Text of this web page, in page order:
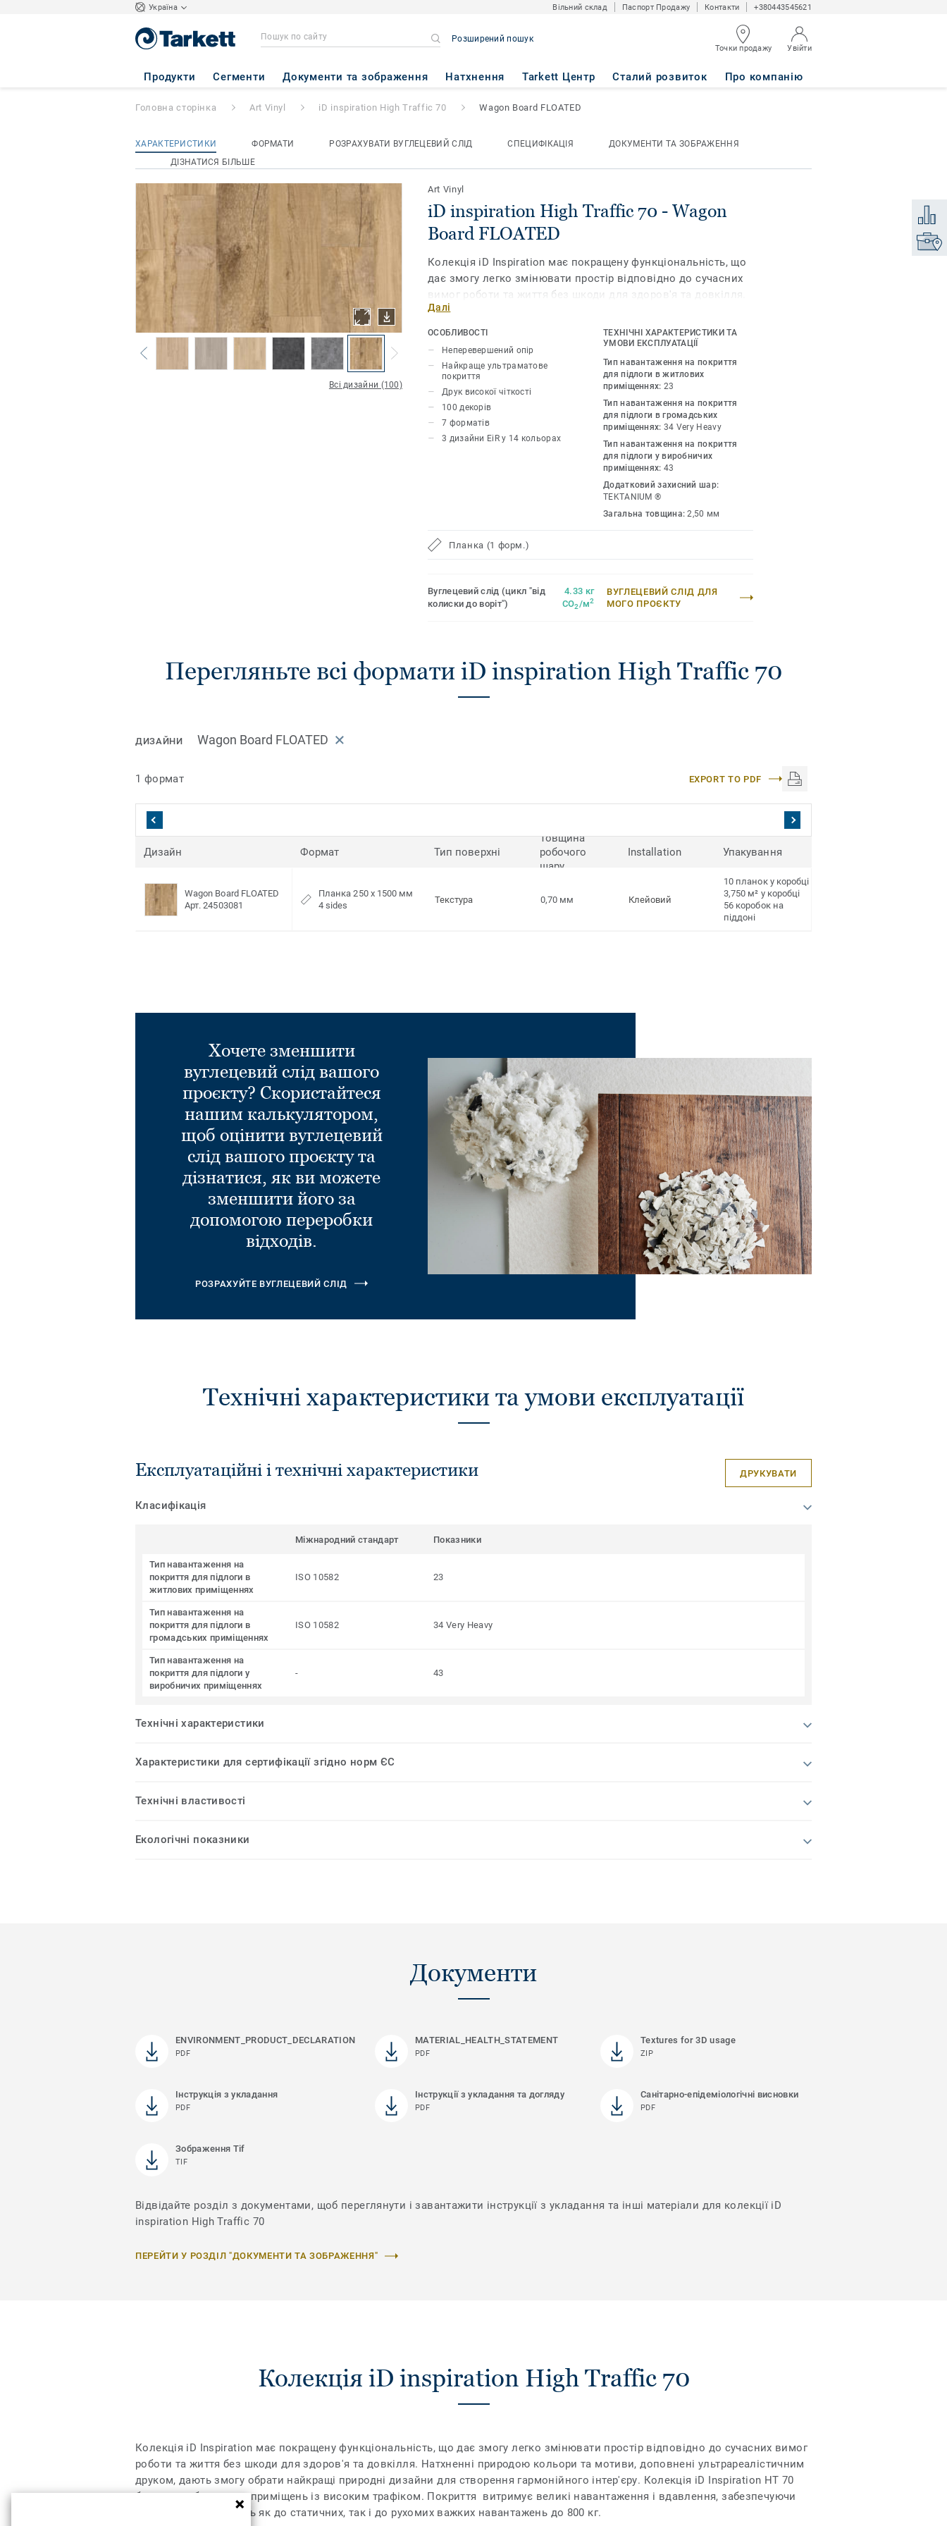
Україна Вільний склад Паспорт Продажу Контакти +380443545621
Розширений пошук
Точки продажу Увійти
Продукти Сегменти Документи та зображення Натхнення Tarkett Центр Сталий розвиток Про компанію
iD inspiration High Traffic 70 - Wagon Board FLOATED
Головна сторінка Art Vinyl iD inspiration High Traffic 70 Wagon Board FLOATED
ХАРАКТЕРИСТИКИ ФОРМАТИ РОЗРАХУВАТИ ВУГЛЕЦЕВИЙ СЛІД СПЕЦИФІКАЦІЯ
ДОКУМЕНТИ ТА ЗОБРАЖЕННЯ
ДІЗНАТИСЯ БІЛЬШЕ
Всі дизайни (100)
Art Vinyl
iD inspiration High Traffic 70 - Wagon
Board FLOATED
Колекція iD Inspiration має покращену функціональність, що
дає змогу легко змінювати простір відповідно до сучасних
вимог роботи та життя без шкоди для здоров'я та довкілля.
Натхненні природою кольори та мотиви, доповнені
ультрареалістичним друком, дають змогу обрати найкращі
природні дизайни для створення гармонійного інтер'єру.
Колекція iD Inspiration HT 70 було розроблено для
приміщень із високим трафіком. Покриття витримує великі
навантаження і вдавлення, забезпечуючи максимальну
стійкість як до статичних, так і до рухомих важких
навантажень до 800 кг.
Далі
ОСОБЛИВОСТІ
Неперевершений опір
Найкраще ультраматове
покриття
Друк високої чіткості
100 декорів
7 форматів
3 дизайни EiR у 14 кольорах
ТЕХНІЧНІ ХАРАКТЕРИСТИКИ ТА
УМОВИ ЕКСПЛУАТАЦІЇ
Тип навантаження на покриття
для підлоги в житлових
приміщеннях: 23
Тип навантаження на покриття
для підлоги в громадських
приміщеннях: 34 Very Heavy
Тип навантаження на покриття
для підлоги у виробничих
приміщеннях: 43
Додатковий захисний шар:
TEKTANIUM ®
Загальна товщина:2,50 мм
Планка (1 форм.)
Вуглецевий слід (цикл "від
колиски до воріт")
4.33 кг
CO2/м2
ВУГЛЕЦЕВИЙ СЛІД ДЛЯ
МОГО ПРОЄКТУ
Перегляньте всі формати iD inspiration High Traffic 70
ДИЗАЙНИ Wagon Board FLOATED
1 формат EXPORT TO PDF
Дизайн Формат Тип поверхні
Товщина
робочого
шару
Installation Упакування
Wagon Board FLOATED
Арт. 24503081
Планка 250 x 1500 мм
4 sides
Текстура 0,70 мм Клейовий
10 планок у коробці
3,750 м² у коробці
56 коробок на
піддоні
Хочете зменшити
вуглецевий слід вашого
проєкту? Скористайтеся
нашим калькулятором,
щоб оцінити вуглецевий
слід вашого проєкту та
дізнатися, як ви можете
зменшити його за
допомогою переробки
відходів.
РОЗРАХУЙТЕ ВУГЛЕЦЕВИЙ СЛІД
Технічні характеристики та умови експлуатації
Експлуатаційні і технічні характеристики ДРУКУВАТИ
Класифікація
Міжнародний стандарт Показники
Тип навантаження на
покриття для підлоги в
житлових приміщеннях
ISO 10582 23
Тип навантаження на
покриття для підлоги в
громадських приміщеннях
ISO 10582 34 Very Heavy
Тип навантаження на
покриття для підлоги у
виробничих приміщеннях
- 43
Технічні характеристики
Характеристики для сертифікації згідно норм ЄС
Технічні властивості
Екологічні показники
Документи
ENVIRONMENT_PRODUCT_DECLARATION
PDF
MATERIAL_HEALTH_STATEMENT
PDF
Textures for 3D usage
ZIP
Інструкція з укладання
PDF
Інструкції з укладання та догляду
PDF
Санітарно-епідеміологічні висновки
PDF
Зображення Tif
TIF
Відвідайте розділ з документами, щоб переглянути і завантажити інструкції з укладання та інші матеріали для колекції iD
inspiration High Traffic 70
ПЕРЕЙТИ У РОЗДІЛ "ДОКУМЕНТИ ТА ЗОБРАЖЕННЯ"
Колекція iD inspiration High Traffic 70
Колекція iD Inspiration має покращену функціональність, що дає змогу легко змінювати простір відповідно до сучасних вимог
роботи та життя без шкоди для здоров'я та довкілля. Натхненні природою кольори та мотиви, доповнені ультрареалістичним
друком, дають змогу обрати найкращі природні дизайни для створення гармонійного інтер'єру. Колекція iD Inspiration HT 70
було розроблено для приміщень із високим трафіком. Покриття витримує великі навантаження і вдавлення, забезпечуючи
максимальну стійкість як до статичних, так і до рухомих важких навантажень до 800 кг.